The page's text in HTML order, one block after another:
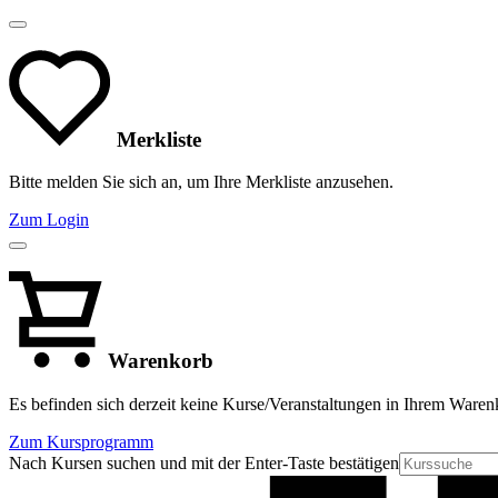
Merkliste
Bitte melden Sie sich an, um Ihre Merkliste anzusehen.
Zum Login
Warenkorb
Es befinden sich derzeit keine Kurse/Veranstaltungen in Ihrem
Zum Kursprogramm
Nach Kursen suchen und mit der Enter-Taste bestätigen